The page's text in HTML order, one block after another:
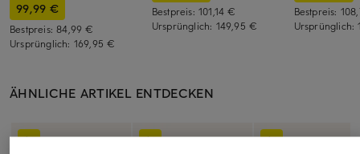
99,99 €
Bestpreis:84,99 €
Ursprünglich: 169,95 €
Bestpreis: 101,14 €
Ursprünglich: 149,95 €
Bestpreis:
Ursprünglich:
ÄHNLICHE ARTIKEL ENTDECKEN